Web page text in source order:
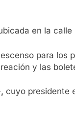
en la
para los
y las
cuyo presidente